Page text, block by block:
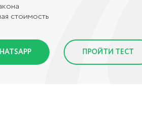
стоимость
ПРОЙТИ ТЕСТ